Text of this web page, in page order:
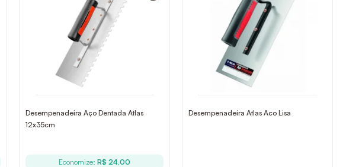
Desempenadeira Aço Dentada Atlas
12x35cm
Economize: R$ 24,00
Desempenadeira Atlas Aco Lisa